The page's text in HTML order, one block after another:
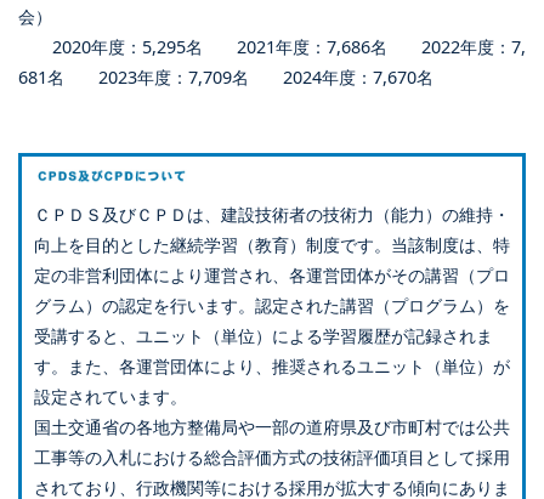
会）
2020年度：5,295名 2021年度：7,686名 2022年度：7,
681名 2023年度：7,709名 2024年度：7,670名
ＣＰＤＳ及びＣＰＤは、建設技術者の技術力（能力）の維持・
向上を目的とした継続学習（教育）制度です。当該制度は、特
定の非営利団体により運営され、各運営団体がその講習（プロ
グラム）の認定を行います。認定された講習（プログラム）を
受講すると、ユニット（単位）による学習履歴が記録されま
す。また、各運営団体により、推奨されるユニット（単位）が
設定されています。
国土交通省の各地方整備局や一部の道府県及び市町村では公共
工事等の入札における総合評価方式の技術評価項目として採用
されており、行政機関等における採用が拡大する傾向にありま